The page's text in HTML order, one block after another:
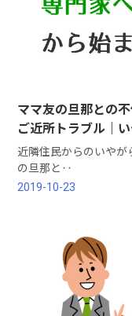
ママ友の旦那との
ご近所トラブル｜
近隣住民からのいやがらせやいじ
の旦那と‥
2019-10-23